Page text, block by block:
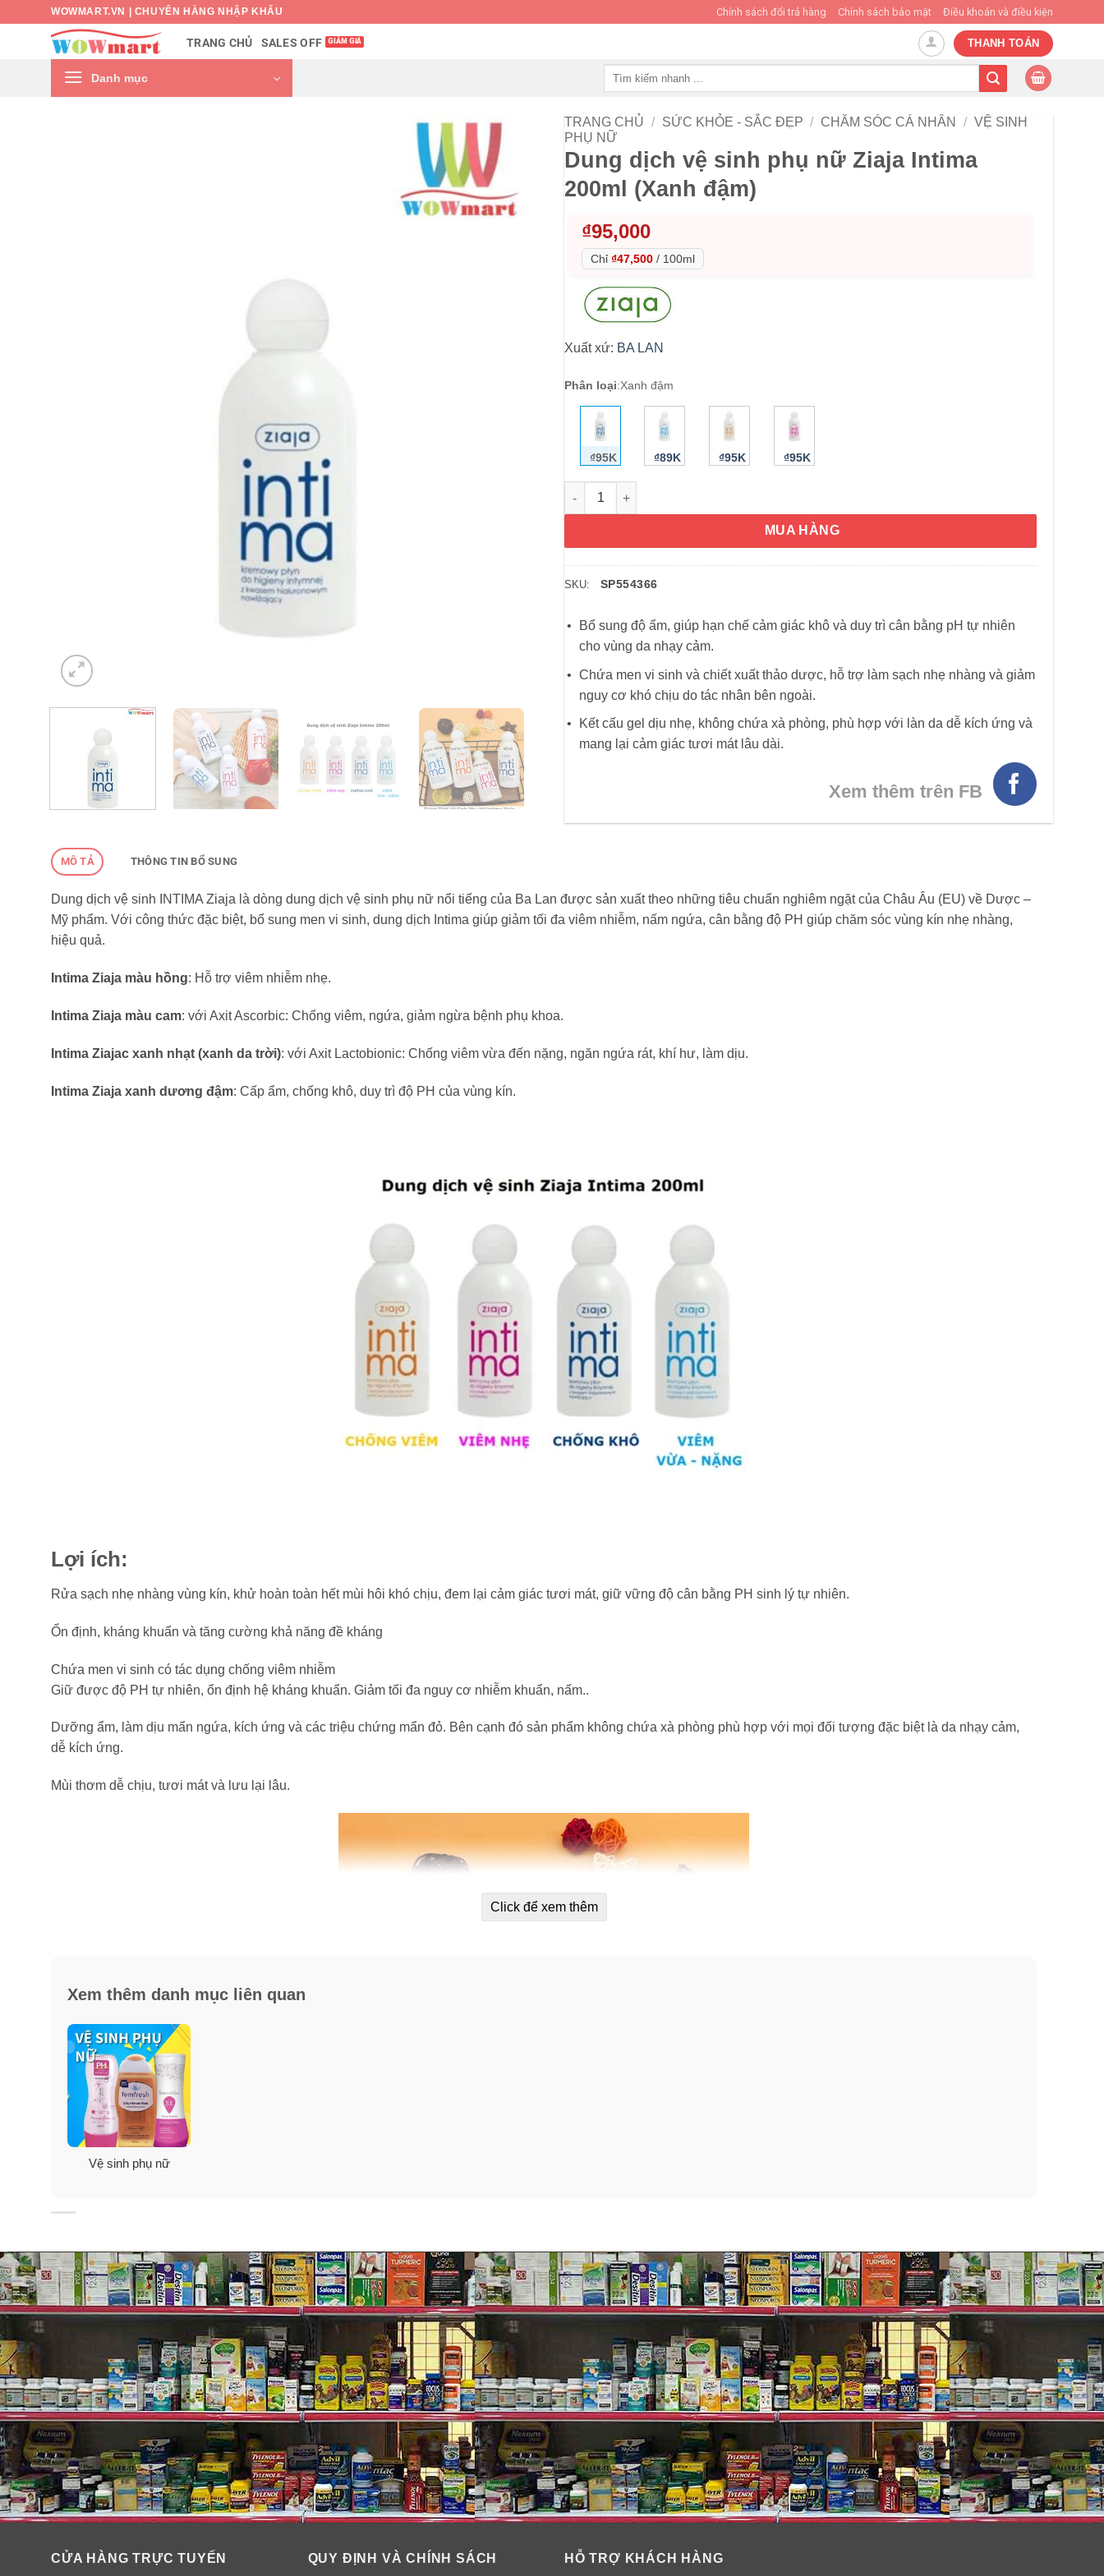
WOWMART.VN | CHUYÊN HÀNG NHẬP KHẨU Chính sách đổi trả hàng Chính sách bảo mật Điều khoản và điều kiện
TRANG CHỦ SALES OFF THANH TOÁN
Danh mục
HÌNH THẬT
TRANG CHỦ / SỨC KHỎE - SẮC ĐẸP / CHĂM SÓC CÁ NHÂN / VỆ SINH
PHỤ NỮ
Dung dịch vệ sinh phụ nữ Ziaja Intima
200ml (Xanh đậm)
₫95,000
Chỉ ₫47,500 / 100ml
Xuất xứ: BA LAN
Phân loại:Xanh đậm
₫95K ₫89K ₫95K ₫95K
Dung dịch vệ sinh phụ nữ Ziaja Intima 200ml (Xanh đậm) số lượng
MUA HÀNG
SKU: SP554366
Bổ sung độ ẩm, giúp hạn chế cảm giác khô và duy trì cân bằng pH tự nhiên
cho vùng da nhạy cảm.
Chứa men vi sinh và chiết xuất thảo dược, hỗ trợ làm sạch nhẹ nhàng và giảm
nguy cơ khó chịu do tác nhân bên ngoài.
Kết cấu gel dịu nhẹ, không chứa xà phòng, phù hợp với làn da dễ kích ứng và
mang lại cảm giác tươi mát lâu dài.
Xem thêm trên FB
MÔ TẢ THÔNG TIN BỔ SUNG
Dung dịch vệ sinh INTIMA Ziaja là dòng dung dịch vệ sinh phụ nữ nổi tiếng của Ba Lan được sản xuất theo những tiêu chuẩn nghiêm ngặt của Châu Âu (EU) về Dược –
Mỹ phẩm. Với công thức đặc biệt, bổ sung men vi sinh, dung dịch Intima giúp giảm tối đa viêm nhiễm, nấm ngứa, cân bằng độ PH giúp chăm sóc vùng kín nhẹ nhàng,
hiệu quả.
Intima Ziaja màu hồng: Hỗ trợ viêm nhiễm nhẹ.
Intima Ziaja màu cam: với Axit Ascorbic: Chống viêm, ngứa, giảm ngừa bệnh phụ khoa.
Intima Ziajac xanh nhạt (xanh da trời): với Axit Lactobionic: Chống viêm vừa đến nặng, ngăn ngứa rát, khí hư, làm dịu.
Intima Ziaja xanh dương đậm: Cấp ẩm, chống khô, duy trì độ PH của vùng kín.
Lợi ích:
Rửa sạch nhẹ nhàng vùng kín, khử hoàn toàn hết mùi hôi khó chịu, đem lại cảm giác tươi mát, giữ vững độ cân bằng PH sinh lý tự nhiên.
Ổn định, kháng khuẩn và tăng cường khả năng đề kháng
Chứa men vi sinh có tác dụng chống viêm nhiễm
Giữ được độ PH tự nhiên, ổn định hệ kháng khuẩn. Giảm tối đa nguy cơ nhiễm khuẩn, nấm..
Dưỡng ẩm, làm dịu mẩn ngứa, kích ứng và các triệu chứng mẩn đỏ. Bên cạnh đó sản phẩm không chứa xà phòng phù hợp với mọi đối tượng đặc biệt là da nhạy cảm,
dễ kích ứng.
Mùi thơm dễ chịu, tươi mát và lưu lại lâu.
Thành phần:
– Với thành phần chính chiết xuất hoàn toàn từ thảo dược như hoa lan chuông, vỏ sồi, dưa vàng giúp vùng kín được rửa sạch một cách an toàn, cho vùng kín được
dưỡng ẩm và chăm sóc nhẹ nhàng.
– Ngoài ra còn bao gồm một số loại Acid như Axit Lactic và Provitamin B5 giúp duy trì độ pH của vùng kín, chăm sóc nhẹ nhàng vùng kín, khử sạch mùi hôi, rửa sạch nhẹ
nhàng vùng kín, mang lại cảm giác rất tươi mát suốt cả ngày dài.
– Kết cấu dạng gel trắng, mùi thơm dịu nhẹ cho vùng kín, giúp các chị em luôn cảm thấy thoải mái, tự tin trong các hoạt động hàng ngày hơn, giúp nhanh chóng làm lành
các tổn tổn thương, hứa các men vi sinh có tác dụng chống viêm nhiễm, phụ khoa.
Click để xem thêm
Xem thêm danh mục liên quan
Vệ sinh phụ nữ
CỬA HÀNG TRỰC TUYẾN QUY ĐỊNH VÀ CHÍNH SÁCH HỖ TRỢ KHÁCH HÀNG